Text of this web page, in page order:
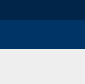
Inhalt